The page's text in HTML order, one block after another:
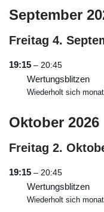
September
Freitag 4.
19:15 – 20:45
Wertungsblitzen
Wiederholt sich
Oktober 2026
Freitag 2.
19:15 – 20:45
Wertungsblitzen
Wiederholt sich